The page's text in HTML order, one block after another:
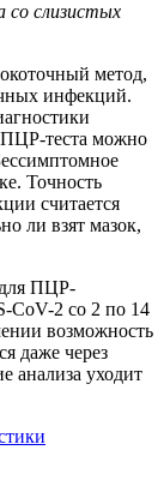
со слизистых
метод,
инфекций.
теста можно
Точность
считается
ли взят мазок,
ПЦР-
CoV-2 со 2 по 14
возможность
даже через
анализа уходит